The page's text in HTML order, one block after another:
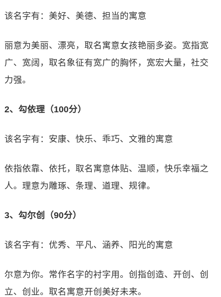
该名字有：美好、美德、担当的寓意
丽意为美丽、漂亮，取名寓意女孩艳丽多姿。宽指宽
广、宽阔，取名象征有宽广的胸怀，宽宏大量，社交
力强。
2、勾依理（100分）
该名字有：安康、快乐、乖巧、文雅的寓意
依指依靠、依托，取名寓意体贴、温顺，快乐幸福之
人。理意为雕琢、条理、道理、规律。
3、勾尔创（90分）
该名字有：优秀、平凡、涵养、阳光的寓意
尔意为你。常作名字的衬字用。创指创造、开创、创
立、创业。取名寓意开创美好未来。